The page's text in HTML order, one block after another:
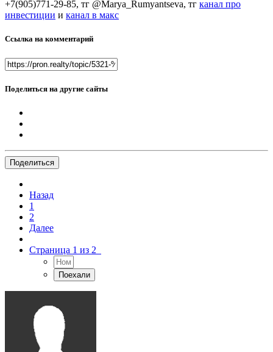
+7(905)771-29-85, тг @Marya_Rumyantseva, тг канал про
инвестиции и канал в макс
Ссылка на комментарий
Поделиться на другие сайты
Поделиться
Назад
1
2
Далее
Страница 1 из 2